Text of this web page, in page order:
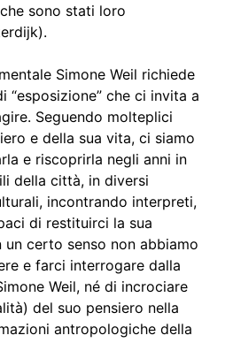
sono stati loro
Simone Weil richiede
“esposizione” che ci invita a
Seguendo molteplici
e della sua vita, ci siamo
e riscoprirla negli anni in
della città, in diversi
incontrando interpreti,
di restituirci la sua
certo senso non abbiamo
e farci interrogare dalla
Weil, né di incrociare
del suo pensiero nella
antropologiche della